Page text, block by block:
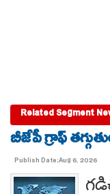
Related Segment
బీజేపీ గ్రాఫ్
Publish Date:Aug 6, 2026